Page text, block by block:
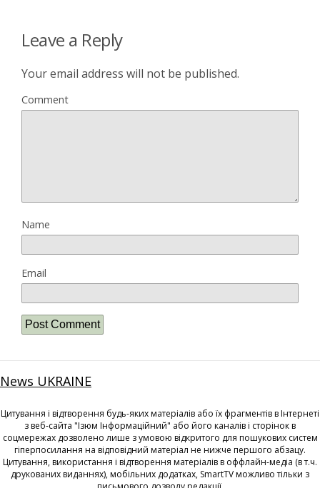
Leave a Reply
Your email address will not be published.
Comment
Name
Email
News UKRAINE
Цитування і відтворення будь-яких матеріалів або їх фрагментів в Інтернеті
з веб-сайта "Ізюм Інформаційний" або його каналів і сторінок в
соцмережах дозволено лише з умовою відкритого для пошукових систем
гіперпосилання на відповідний матеріал не нижче першого абзацу.
Цитування, використання і відтворення матеріалів в оффлайн-медіа (в т.ч.
друкованих виданнях), мобільних додатках, SmartTV можливо тільки з